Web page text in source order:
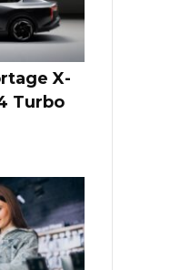
X-
Turbo